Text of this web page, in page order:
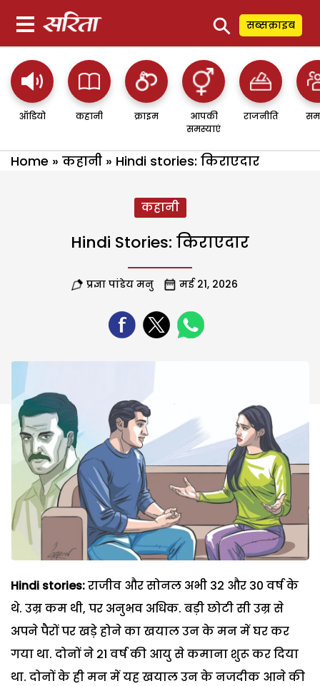
⚲ सब्सक्राइब
ऑडियो कहानी क्राइम
आपकी
समस्याएं
राजनीति
Home » कहानी » Hindi stories: किराएदार
कहानी
Hindi Stories: किराएदार
प्रज्ञा पांडेय मनु मई 21, 2026
Hindi stories:राजीव और सोनल अभी 32 और 30 वर्ष के
थे. उम्र कम थी, पर अनुभव अधिक. बड़ी छोटी सी उम्र से
अपने पैरों पर खड़े होने का खयाल उन के मन में घर कर
गया था. दोनों ने 21 वर्ष की आयु से कमाना शुरू कर दिया
था. दोनों के ही मन में यह खयाल उन के नजदीक आने की